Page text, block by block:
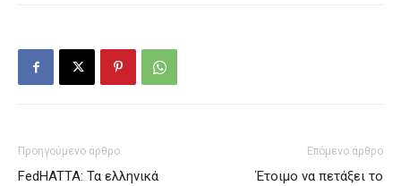
Προηγούμενο άρθρο
FedHATTA: Τα ελληνικά
Επόμενο άρθρο
Έτοιμο να πετάξει το